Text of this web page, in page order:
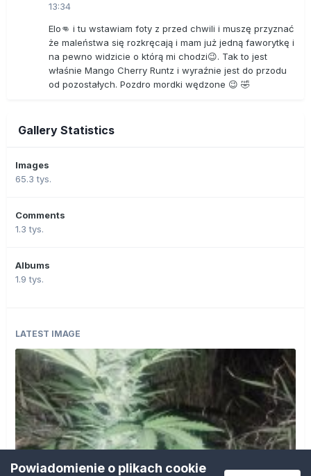
13:34
Elo👊 i tu wstawiam foty z przed chwili i muszę przyznać
że maleństwa się rozkręcają i mam już jedną faworytkę i
na pewno widzicie o którą mi chodzi😉. Tak to jest
właśnie Mango Cherry Runtz i wyraźnie jest do przodu
od pozostałych. Pozdro mordki wędzone 😉 🤣
Gallery Statistics
Images
65.3 tys.
Comments
1.3 tys.
Albums
1.9 tys.
LATEST IMAGE
Powiadomienie o plikach cookie